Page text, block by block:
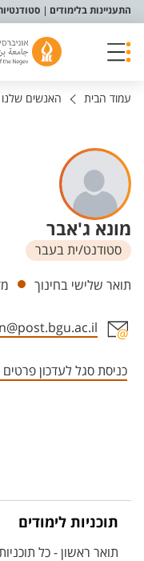
תפריט נגישות
התעניינות בלימודים
עמוד הבית האנשים
מונא ג'אבר
סטודנט/ית בעבר
יחידות
תואר שלישי בחינוך
כניסת סגל לעדכון
תוכניות לימודים
תואר ראשון - כל